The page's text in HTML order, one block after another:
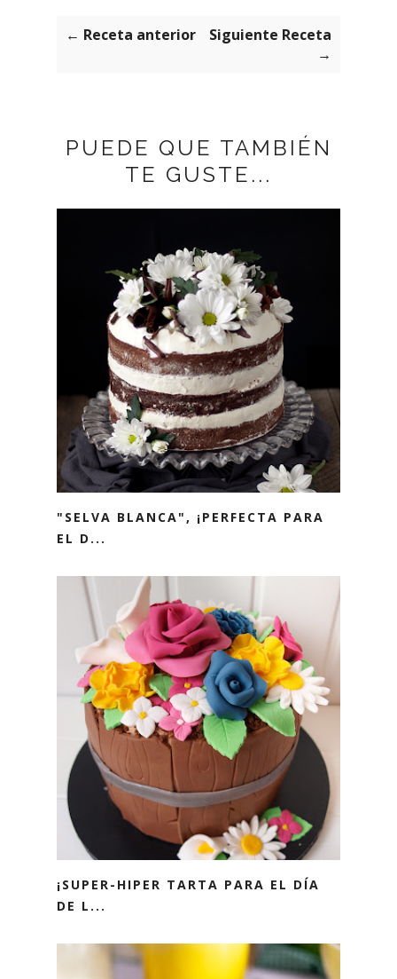
← Receta anterior
Siguiente Receta
→
PUEDE QUE TAMBIÉN
TE GUSTE...
"SELVA BLANCA", ¡PERFECTA PARA
EL D...
¡SUPER-HIPER TARTA PARA EL DÍA
DE L...